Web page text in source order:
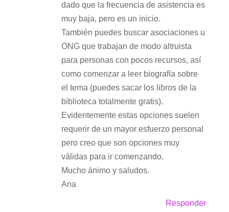
dado que la frecuencia de asistencia es
muy baja, pero es un inicio.
También puedes buscar asociaciones u
ONG que trabajan de modo altruista
para personas con pocos recursos, así
como comenzar a leer biografía sobre
el tema (puedes sacar los libros de la
biblioteca totalmente gratis).
Evidentemente estas opciones suelen
requerir de un mayor esfuerzo personal
pero creo que son opciones muy
válidas para ir comenzando.
Mucho ánimo y saludos.
Ana
Responder